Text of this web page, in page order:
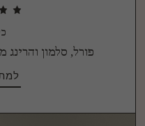
פורל, סלמון והרינג